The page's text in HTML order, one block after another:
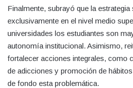
Finalmente, subrayó que la
exclusivamente en el nivel medio
universidades los estudiantes son
autonomía institucional. Asimismo,
fortalecer acciones integrales, como
de adicciones y promoción de
de fondo esta problemática.